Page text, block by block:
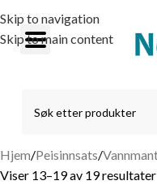
Skip to navigation
Skip to main content
Hjem Peisinnsats
Viser 13–19 av 19 resultater